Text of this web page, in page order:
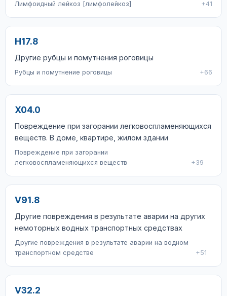
Лимфоидный лейкоз [лимфолейкоз] +41
H17.8
Другие рубцы и помутнения роговицы
Рубцы и помутнение роговицы +66
X04.0
Повреждение при загорании легковоспламеняющихся
веществ. В доме, квартире, жилом здании
Повреждение при загорании
легковоспламеняющихся веществ
+39
V91.8
Другие повреждения в результате аварии на других
немоторных водных транспортных средствах
Другие повреждения в результате аварии на водном
транспортном средстве
+51
V32.2